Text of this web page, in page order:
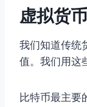
虚拟货
我们知道传统
值。我们用这
比特币最主要